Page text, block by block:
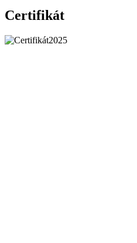
Certifikát